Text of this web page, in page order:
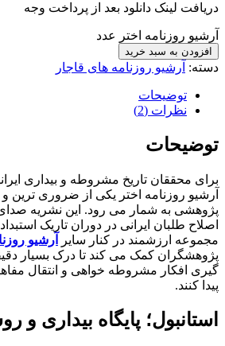
دریافت لینک دانلود بعد از پرداخت وجه
آرشیو روزنامه اختر عدد
افزودن به سبد خرید
دسته: آرشیو روزنامه های قاجار
توضیحات
نظرات (2)
توضیحات
برای محققان تاریخ مشروطه و بیداری
آرشیو روزنامه اختر یکی از ضروری ترین
پژوهشی به شمار می رود. این نشریه
اصلاح طلبان ایرانی در دوران تاریک
مجموعه ارزشمند در کنار سایر
آرشیو
پژوهشگران کمک می کند تا درک بسیار
گیری افکار مشروطه خواهی و انتقال
پیدا کنند.
استانبول؛ پایگاه بیداری و